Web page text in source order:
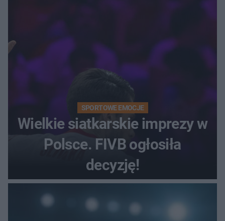
SPORTOWE EMOCJE
Wielkie siatkarskie imprezy w
Polsce. FIVB ogłosiła
decyzję!